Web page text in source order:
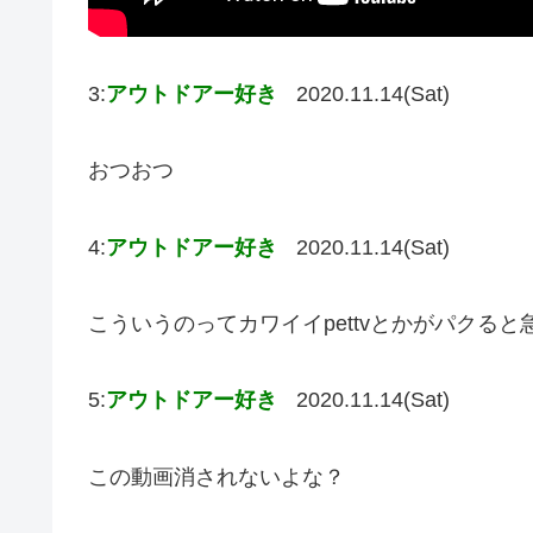
3:アウトドアー好き 2020.11.14(Sat)
おつおつ
4:アウトドアー好き 2020.11.14(Sat)
こういうのってカワイイpettvとかがパクると
5:アウトドアー好き 2020.11.14(Sat)
この動画消されないよな？